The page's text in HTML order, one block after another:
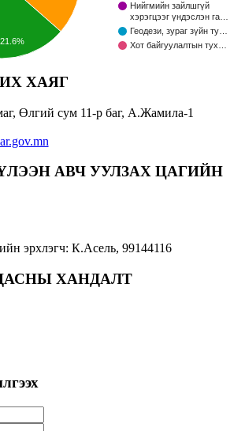
Нийгмийн зайлшгүй
хэрэгцээг үндэслэн га…
Геодези, зураг зүйн ту…
Хот байгуулалтын тух…
21.6%
ХАЯГ
Өлгий сум 11-р баг, А.Жамила-1
АВЧ УУЛЗАХ ЦАГИЙН
эрхлэгч: К.Асель, 99144116
ХАНДАЛТ